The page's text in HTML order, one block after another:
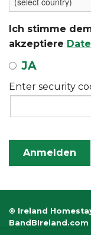
Ich stimme
akzeptiere
JA
Enter security
© Ireland
BandBIreland.com